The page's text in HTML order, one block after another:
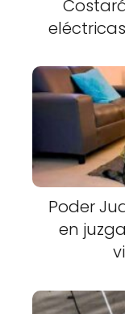
Poder
en